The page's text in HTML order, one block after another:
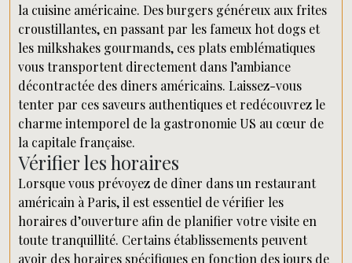
la cuisine américaine. Des burgers généreux aux frites
croustillantes, en passant par les fameux hot dogs et
les milkshakes gourmands, ces plats emblématiques
vous transportent directement dans l’ambiance
décontractée des diners américains. Laissez-vous
tenter par ces saveurs authentiques et redécouvrez le
charme intemporel de la gastronomie US au cœur de
la capitale française.
Vérifier les horaires
Lorsque vous prévoyez de dîner dans un restaurant
américain à Paris, il est essentiel de vérifier les
horaires d’ouverture afin de planifier votre visite en
toute tranquillité. Certains établissements peuvent
avoir des horaires spécifiques en fonction des jours de